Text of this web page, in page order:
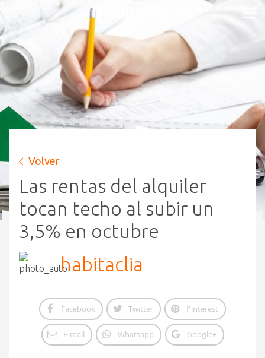
Volver
Las rentas del alquiler
tocan techo al subir un
3,5% en octubre
habitaclia
Facebook Twitter Pinterest
E-mail Whatsapp Google+